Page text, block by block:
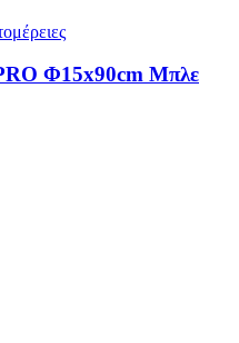
Φ15x90cm Μπλε